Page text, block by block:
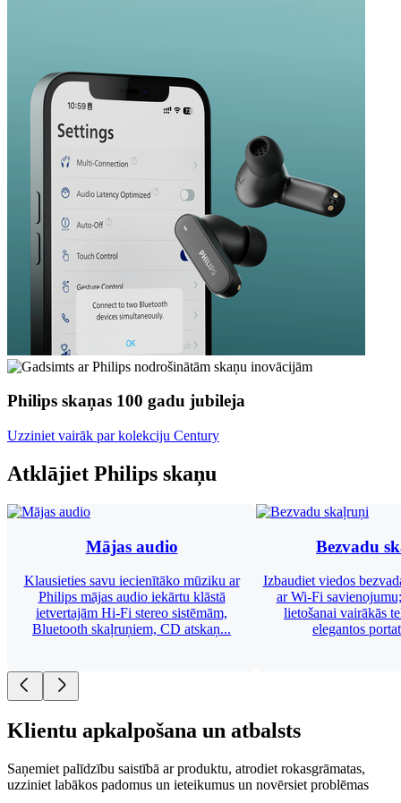
Philips skaņas 100 gadu jubileja
Uzziniet vairāk par kolekciju Century
Atklājiet Philips skaņu
Mājas audio
Klausieties savu iecienītāko mūziku ar
Philips mājas audio iekārtu klāstā
ietvertajām Hi-Fi stereo sistēmām,
Bluetooth skaļruņiem, CD atskaņ...
Bezvadu
Izbaudiet viedos
ar Wi-Fi
lietošanai vairākās
elegantos
Klientu apkalpošana un atbalsts
Saņemiet palīdzību saistībā ar produktu, atrodiet rokasgrāmatas,
uzziniet labākos padomus un ieteikumus un novērsiet problēmas